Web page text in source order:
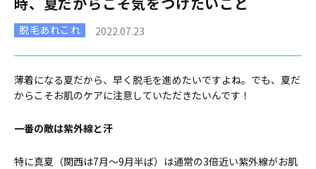
脱毛あれこれ 2022.07.23
薄着になる夏だから、早く脱毛を進めたいですよね。でも、夏だ
からこそお肌のケアに注意していただきたいんです！
一番の敵は紫外線と汗
特に真夏（関西は7月〜9月半ば）は通常の3倍近い紫外線がお肌